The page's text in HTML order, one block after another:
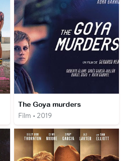
The Goya murders
Film • 2019